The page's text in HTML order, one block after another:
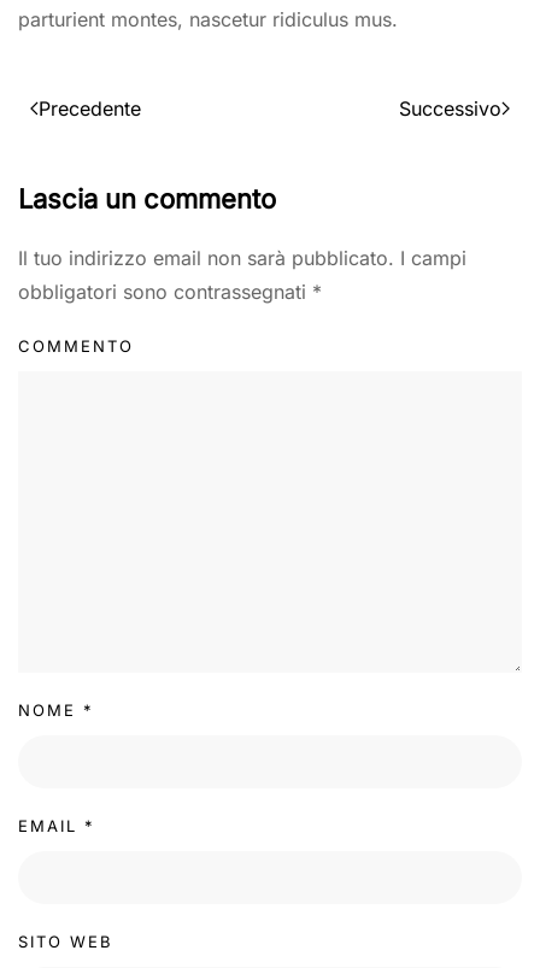
parturient montes, nascetur ridiculus mus.
Precedente Successivo
Lascia un commento
Il tuo indirizzo email non sarà pubblicato. I campi
obbligatori sono contrassegnati *
COMMENTO
NOME *
EMAIL *
SITO WEB